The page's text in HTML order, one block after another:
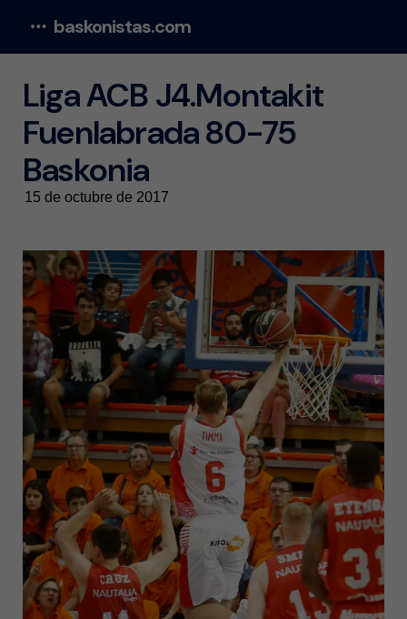
baskonistas.com
Liga ACB J4.Montakit
Fuenlabrada 80-75
Baskonia
15 de octubre de 2017